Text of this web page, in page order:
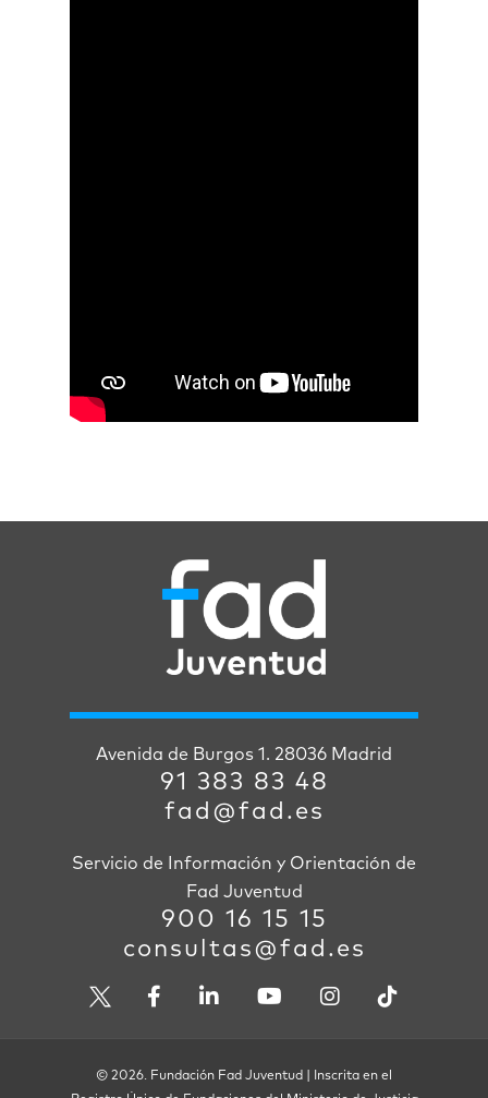
Avenida de Burgos 1. 28036 Madrid
91 383 83 48
fad@fad.es
Servicio de Información y Orientación de
Fad Juventud
900 16 15 15
consultas@fad.es
© 2026. Fundación Fad Juventud | Inscrita en el